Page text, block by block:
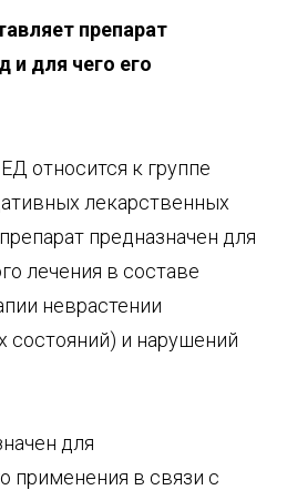
препарат
и для чего его
относится к группе
лекарственных
предназначен для
лечения в составе
неврастении
состояний) и нарушений
для
применения в связи с